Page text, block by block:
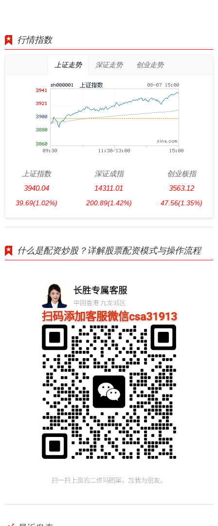
行情指数
上证走势 深证走势 创业走势
上证指数
3940.04
39.69(1.02%)
深证成指
14311.01
200.89(1.42%)
创业板指
3563.12
47.56(1.35%)
什么是配资炒股？详解股票配资模式与操作流程